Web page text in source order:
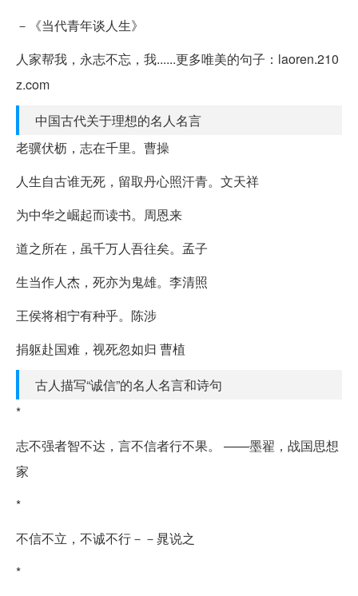
－《当代青年谈人生》
人家帮我，永志不忘，我......更多唯美的句子：laoren.210
z.com
中国古代关于理想的名人名言
老骥伏枥，志在千里。曹操
人生自古谁无死，留取丹心照汗青。文天祥
为中华之崛起而读书。周恩来
道之所在，虽千万人吾往矣。孟子
生当作人杰，死亦为鬼雄。李清照
王侯将相宁有种乎。陈涉
捐躯赴国难，视死忽如归 曹植
古人描写“诚信”的名人名言和诗句
*
志不强者智不达，言不信者行不果。 ——墨翟，战国思想
家
*
不信不立，不诚不行－－晁说之
*